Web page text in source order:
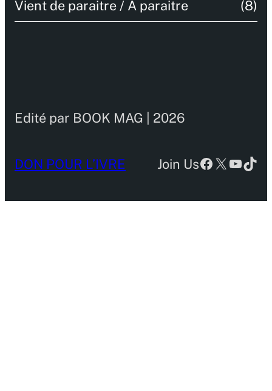
Vient de paraitre / A paraitre (8)
Edité par BOOK MAG | 2026
DON POUR L’IVRE Join UsFacebook
X